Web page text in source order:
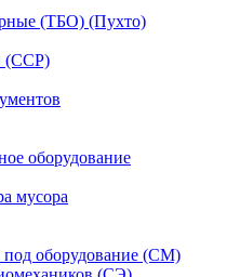
(ТБО) (Пухто)
(ССР)
оборудование
мусора
под оборудование (СМ)